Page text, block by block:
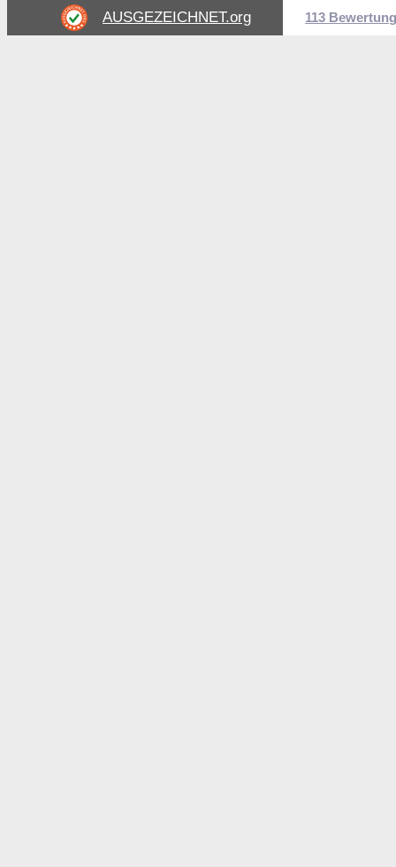
AUSGEZEICHNET.org 113